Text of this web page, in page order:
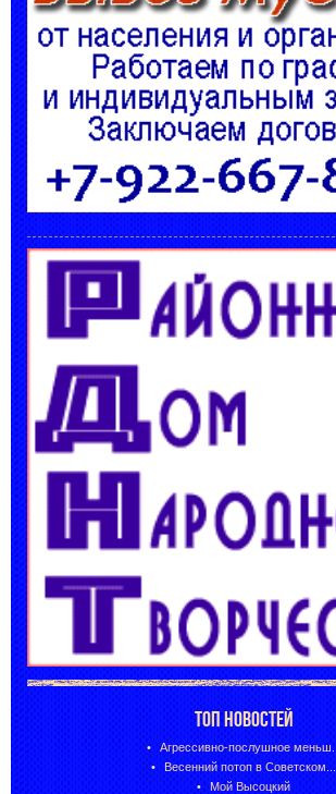
ТОП НОВОСТЕЙ
Агрессивно-послушное меньш...
Весенний потоп в Советском...
Мой Высоцкий